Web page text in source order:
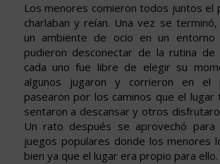
Los menores comieron todos juntos el
charlaban y reían. Una vez se
un ambiente de ocio en un entorno
pudieron desconectar de la rutina de
cada uno fue libre de elegir su
algunos jugaron y corrieron en el
pasearon por los caminos que el
sentaron a descansar y otros
Un rato después se aprovechó para
juegos populares donde los menores
bien ya que el lugar era propio para ello.